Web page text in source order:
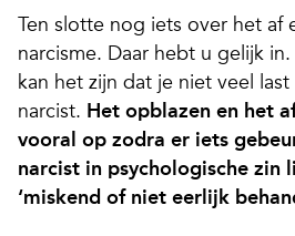
Ten slotte nog iets over het af
narcisme. Daar hebt u gelijk
kan het zijn dat je niet veel
narcist. Het opblazen en het
vooral op zodra er iets
narcist in psychologische zin
‘miskend of niet eerlijk